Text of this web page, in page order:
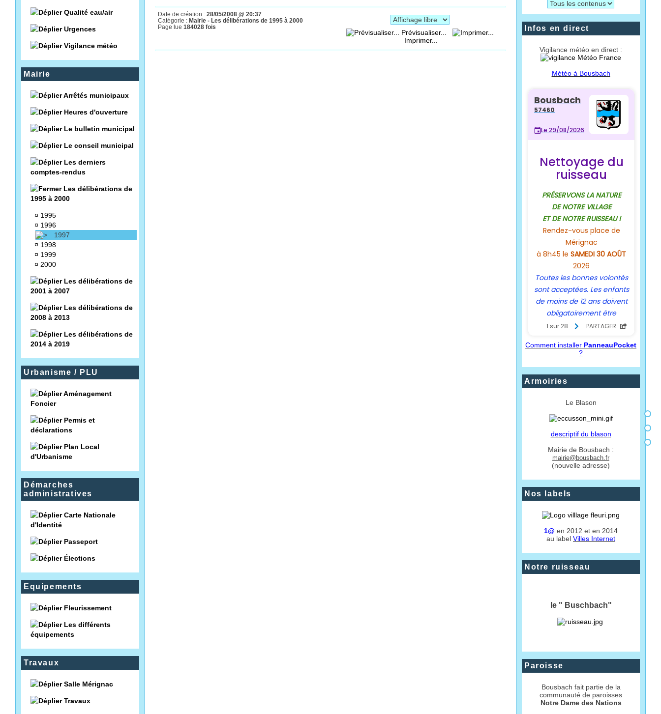
Qualité eau/air
Urgences
Vigilance météo
Mairie
Arrêtés municipaux
Heures d'ouverture
Le bulletin municipal
Le conseil municipal
Les derniers
comptes-rendus
Les délibérations de
1995 à 2000
¤ 1995
¤ 1996
1997
¤ 1998
¤ 1999
¤ 2000
Les délibérations de
2001 à 2007
Les délibérations de
2008 à 2013
Les délibérations de
2014 à 2019
Urbanisme / PLU
Aménagement
Foncier
Permis et
déclarations
Plan Local
d'Urbanisme
Démarches
administratives
Carte Nationale
d'Identité
Passeport
Élections
Equipements
Fleurissement
Les différents
équipements
Travaux
Salle Mérignac
Travaux
Date de création : 28/05/2008 @ 20:37
Catégorie : Mairie - Les délibérations de 1995 à 2000
Page lue 184028 fois
Prévisualiser...
Imprimer...
Infos en direct
Vigilance météo en direct :
Météo à Bousbach
Comment installer PanneauPocket
?
Armoiries
Le Blason
descriptif du blason
Mairie de Bousbach :
mairie@bousbach.fr
(nouvelle adresse)
Nos labels
1@ en 2012 et en 2014
au label Villes Internet
Notre ruisseau
le " Buschbach"
Paroisse
Bousbach fait partie de la
communauté de paroisses
Notre Dame des Nations